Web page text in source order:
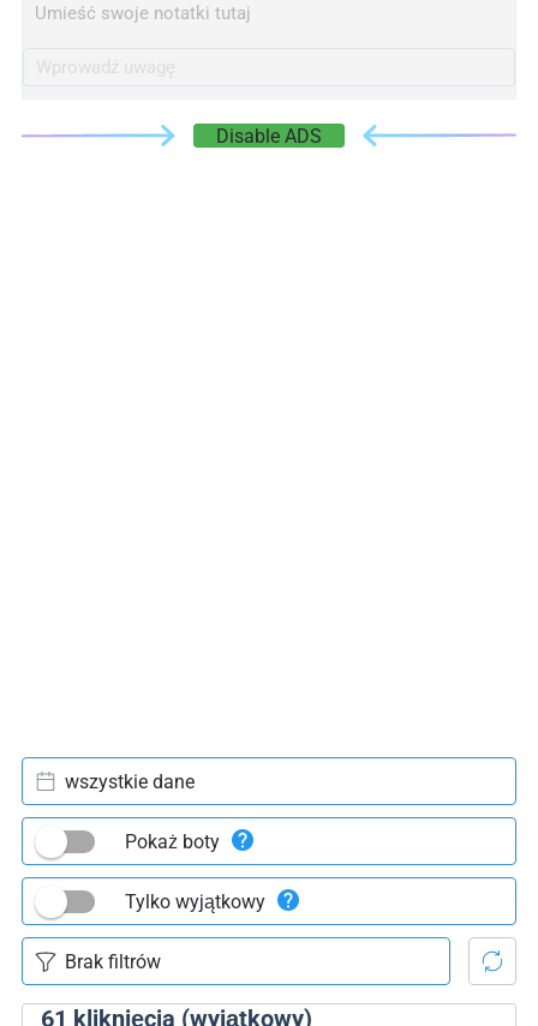
Umieść swoje notatki tutaj
Disable ADS
61 kliknięcia (wyjątkowy)
wszystkie dane
Pokaż boty
Tylko wyjątkowy